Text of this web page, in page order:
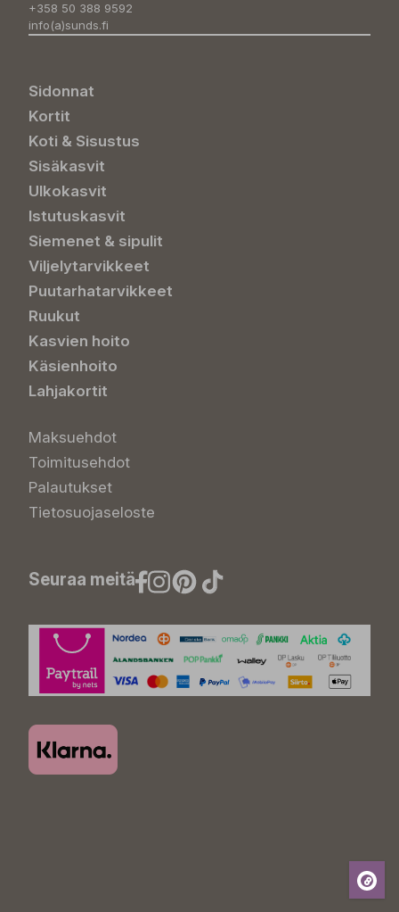
+358 50 388 9592
info(a)sunds.fi
Sidonnat
Kortit
Koti & Sisustus
Sisäkasvit
Ulkokasvit
Istutuskasvit
Siemenet & sipulit
Viljelytarvikkeet
Puutarhatarvikkeet
Ruukut
Kasvien hoito
Käsienhoito
Lahjakortit
Maksuehdot
Toimitusehdot
Palautukset
Tietosuojaseloste
Seuraa meitä